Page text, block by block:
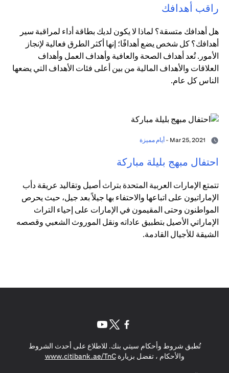
راقب أهدافك
هل أهدافك متسقة؟ لماذا لا يكون لديك بطاقة أداء لمراقبة سير
أهدافك؟ كل شخص يضع أهدافًا؛ إنها أكثر الطرق فعالية لإنجاز
الأمور. تُعد أهداف الصحة والعافية وأهداف العمل وأهداف
العلاقات والأهداف المالية من بين أعلى فئات الأهداف التي يضعها
الناس كل عام.
أيام مميزة
احتفال مبهج بليلة مباركة
تتمتع الإمارات العربية المتحدة بتراث أصيل وتقاليد عريقة دأب
الإماراتيون على اتباعها والاحتفاء بها جيلاً بعد جيل، حيث يحرص
المواطنون وحتى المقيمون في الإمارات على إحياء التراث
الإماراتي الأصيل بتطبيق عاداته ونقل الموروث الشعبي وقصصه
الشيقة للأجيال القادمة.
تُطبق شروط وأحكام سيتي بنك. للاطلاع على أحدث الشروط
والأحكام ، تفضل بزيارةwww.citibank.ae/TnC
(opens in a new tab)